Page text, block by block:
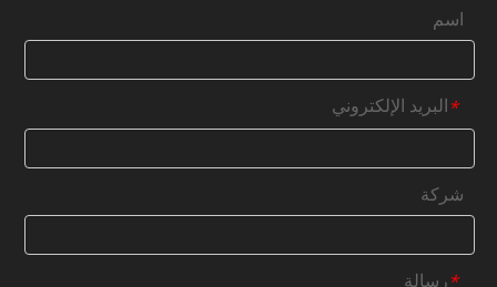
اسم
*البريد الإلكتروني
شركة
*رسالة